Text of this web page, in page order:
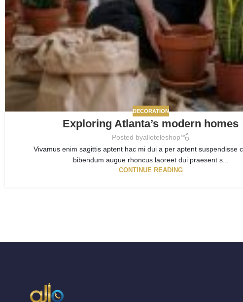
DECORATION
Exploring Atlanta’s modern homes
Posted byalloteleshop
Vivamus enim sagittis aptent hac mi dui a per aptent suspendisse
bibendum augue rhoncus laoreet dui praesent s...
CONTINUE READING